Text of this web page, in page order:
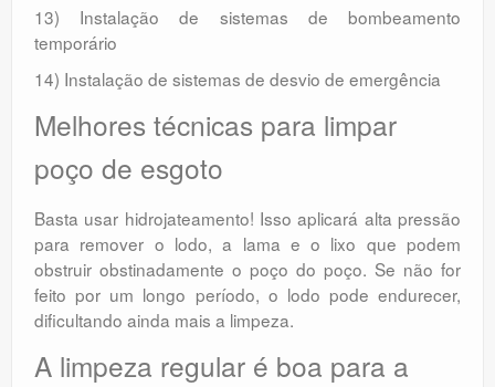
13) Instalação de sistemas de bombeamento
temporário
14) Instalação de sistemas de desvio de emergência
Melhores técnicas para limpar
poço de esgoto
Basta usar hidrojateamento! Isso aplicará alta pressão
para remover o lodo, a lama e o lixo que podem
obstruir obstinadamente o poço do poço. Se não for
feito por um longo período, o lodo pode endurecer,
dificultando ainda mais a limpeza.
A limpeza regular é boa para a